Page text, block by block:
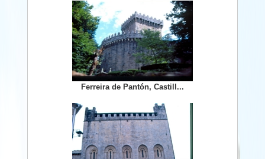
Ferreira de Pantón, Castill...